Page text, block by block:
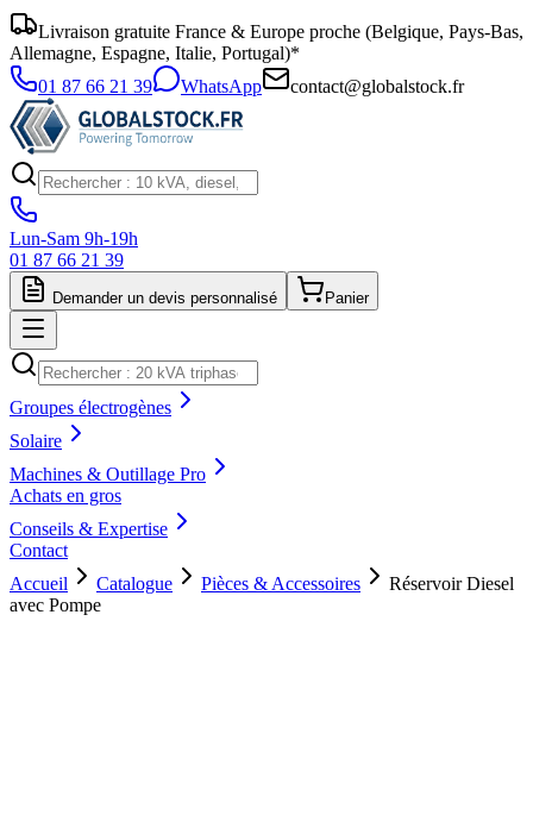
Livraison gratuite France & Europe proche (Belgique, Pays-Bas,
Allemagne, Espagne, Italie, Portugal)*
01 87 66 21 39
WhatsApp contact@globalstock.fr
Lun-Sam 9h-19h
01 87 66 21 39
Demander un devis personnalisé Panier
Groupes électrogènes
Solaire
Machines & Outillage Pro
Achats en gros
Conseils & Expertise
Contact
Accueil
Catalogue Pièces & Accessoires
Réservoir Diesel
avec Pompe